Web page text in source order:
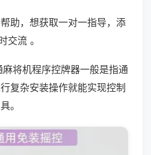
助，想获取一对一指导，添
交流 。
将机程序控牌器一般是指通
复杂安装操作就能实现控制
。